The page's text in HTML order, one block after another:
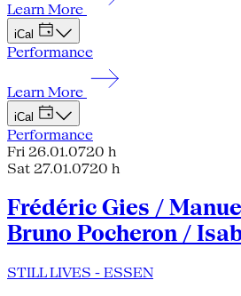
Learn More
iCal
Performance
Learn More
iCal
Performance
Fri 26.01.0720 h
Sat 27.01.0720 h
Frédéric Gies /
Bruno Pocheron /
STILL LIVES - ESSEN